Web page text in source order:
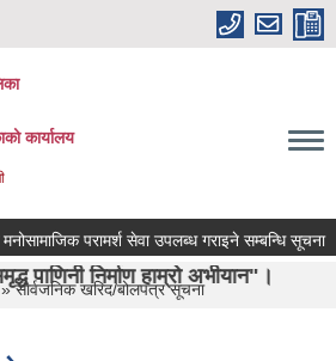
कार्यालय
हाम्रो अभीयान"।
परामर्श सेवा उपलब्ध गराइने सम्बन्धि सूचना ।
सार्वजनिक खरिद/बोलपत्र सूचना